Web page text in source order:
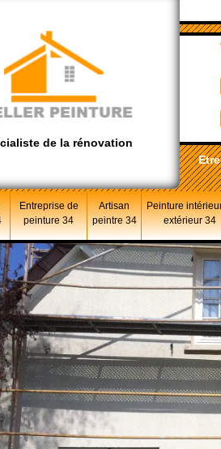
de la rénovation
Entreprise de
peinture 34
Artisan
peintre 34
Peinture
extérieur 34